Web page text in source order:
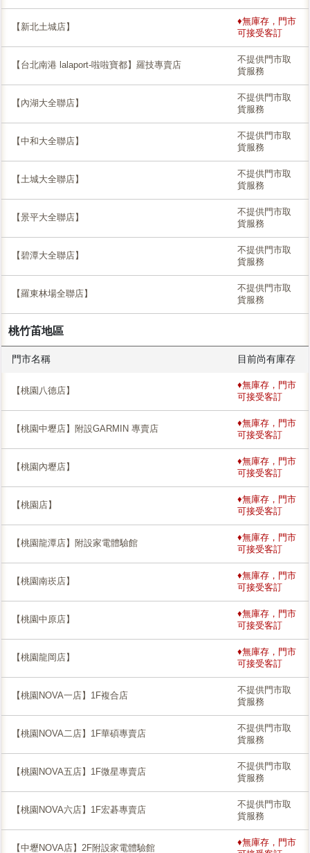
【新北土城店】
♦無庫存，門市
可接受客訂
【台北南港 lalaport-啦啦寶都】羅技專賣店
不提供門市取
貨服務
【內湖大全聯店】
不提供門市取
貨服務
【中和大全聯店】
不提供門市取
貨服務
【土城大全聯店】
不提供門市取
貨服務
【景平大全聯店】
不提供門市取
貨服務
【碧潭大全聯店】
不提供門市取
貨服務
【羅東林場全聯店】
不提供門市取
貨服務
桃竹苖地區
門市名稱 目前尚有庫存
【桃園八德店】
♦無庫存，門市
可接受客訂
【桃園中壢店】附設GARMIN 專賣店
♦無庫存，門市
可接受客訂
【桃園內壢店】
♦無庫存，門市
可接受客訂
【桃園店】
♦無庫存，門市
可接受客訂
【桃園龍潭店】附設家電體驗館
♦無庫存，門市
可接受客訂
【桃園南崁店】
♦無庫存，門市
可接受客訂
【桃園中原店】
♦無庫存，門市
可接受客訂
【桃園龍岡店】
♦無庫存，門市
可接受客訂
【桃園NOVA一店】1F複合店
不提供門市取
貨服務
【桃園NOVA二店】1F華碩專賣店
不提供門市取
貨服務
【桃園NOVA五店】1F微星專賣店
不提供門市取
貨服務
【桃園NOVA六店】1F宏碁專賣店
不提供門市取
貨服務
【中壢NOVA店】2F附設家電體驗館
♦無庫存，門市